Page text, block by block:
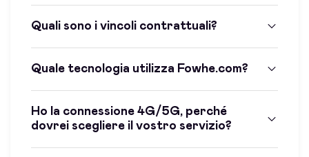
Quali sono i vincoli contrattuali?
Quale tecnologia utilizza Fowhe.com?
Ho la connessione 4G/5G, perché
dovrei scegliere il vostro servizio?